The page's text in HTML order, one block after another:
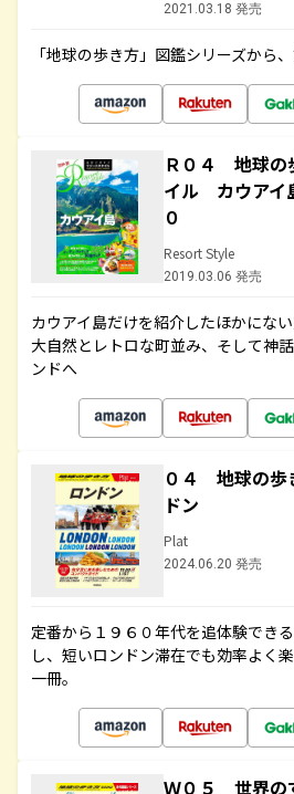
2021.03.18 発売
「地球の歩き方」図鑑シリーズから
Ｒ０４ 地球の
イル カウアイ
０
Resort Style
2019.03.06 発売
カウアイ島だけを紹介したほかにな
大自然とレトロな町並み、そして神
ンドへ
０４ 地球の
ドン
Plat
2024.06.20 発売
定番から１９６０年代を追体験でき
し、短いロンドン滞在でも効率よく
一冊。
Ｗ０５ 世界の